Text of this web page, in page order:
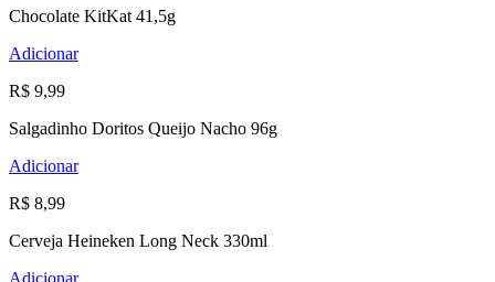
Chocolate KitKat 41,5g
Adicionar
R$ 9,99
Salgadinho Doritos Queijo Nacho 96g
Adicionar
R$ 8,99
Cerveja Heineken Long Neck 330ml
Adicionar